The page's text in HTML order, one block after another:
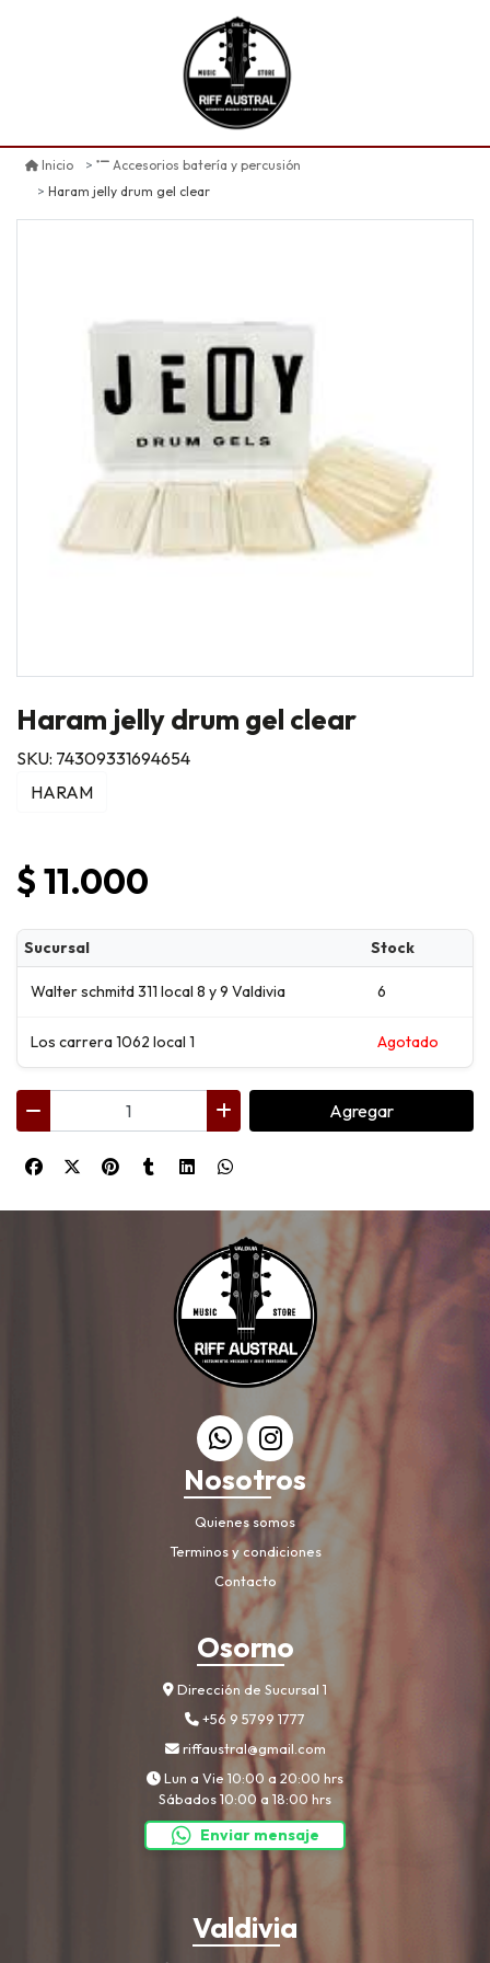
Inicio
Accesorios batería y percusión
Haram jelly drum gel clear
Haram jelly drum gel clear
SKU: 74309331694654
HARAM
$ 11.000
Sucursal Stock
Walter schmitd 311 local 8 y 9 Valdivia 6
Los carrera 1062 local 1 Agotado
Agregar
Nosotros
Quienes somos
Terminos y condiciones
Contacto
Osorno
Dirección de Sucursal 1
+56 9 5799 1777
riffaustral@gmail.com
Lun a Vie 10:00 a 20:00 hrs
Sábados 10:00 a 18:00 hrs
Enviar mensaje
Valdivia